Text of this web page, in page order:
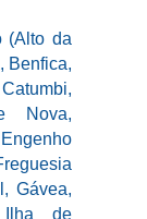
(Alto da
Benfica,
Nova,
Gávea,
Ilha de